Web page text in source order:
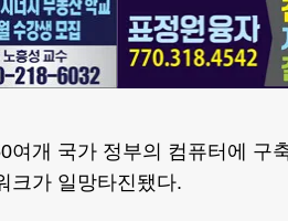
여개 국가 정부의 컴퓨터에 구
크가 일망타진됐다.